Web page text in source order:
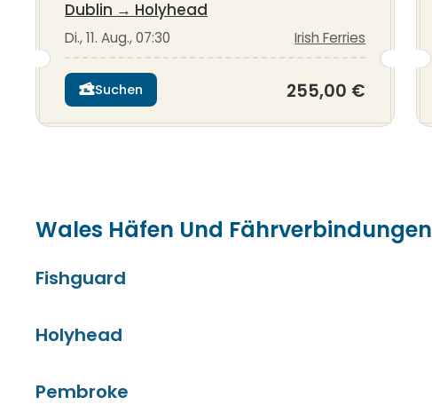
Dublin → Holyhead
Di., 11. Aug., 07:30 Irish Ferries
Suchen 255,00 €
Wales Häfen Und Fährverbindungen
Fishguard
Holyhead
Pembroke